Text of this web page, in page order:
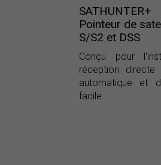
SATHUNTER+
Pointeur de
S/S2 et DSS
Conçu pour
réception directe
automatique et
facile.